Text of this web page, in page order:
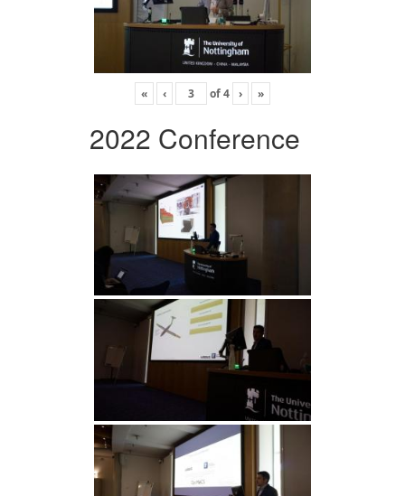
« ‹ of4 › »
2022 Conference